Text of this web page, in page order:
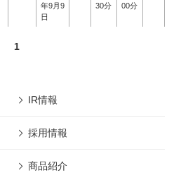
年9月9
日
30分
00分
1
IR情報
採用情報
商品紹介